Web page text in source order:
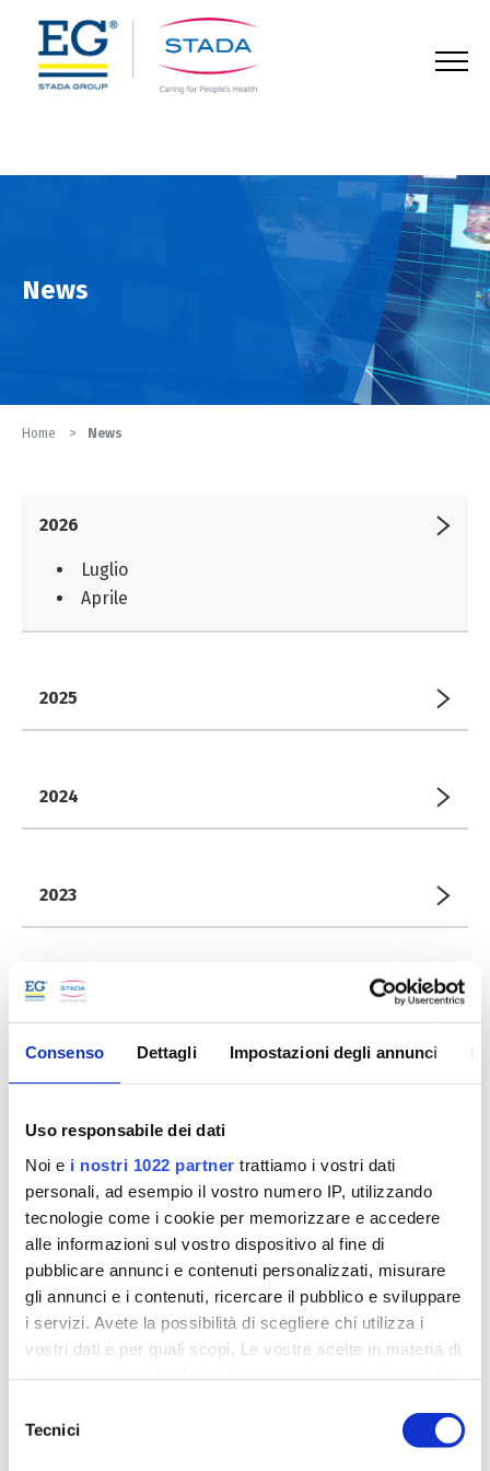
Consenso Dettagli Impostazioni degli annunci
Uso responsabile dei dati
Noi e i nostri 1022 partner trattiamo i vostri dati
personali, ad esempio il vostro numero IP, utilizzando
tecnologie come i cookie per memorizzare e accedere
alle informazioni sul vostro dispositivo al fine di
pubblicare annunci e contenuti personalizzati, misurare
gli annunci e i contenuti, ricercare il pubblico e sviluppare
i servizi. Avete la possibilità di scegliere chi utilizza i
vostri dati e per quali scopi. Le vostre scelte in materia di
modificare o revocare il proprio consenso in qualsiasi
momento dalla Dichiarazione sui cookie o facendo clic
delTecnici
News
Home News
2026
Luglio
Aprile
2025
2024
2023
2022
PROGETTO MIMOSA LOMBARDIA
Siamo major sponsor del progetto pilota che